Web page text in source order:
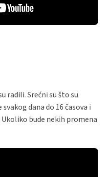
radili. Srećni su što su
dana do 16 časova i
bude nekih promena